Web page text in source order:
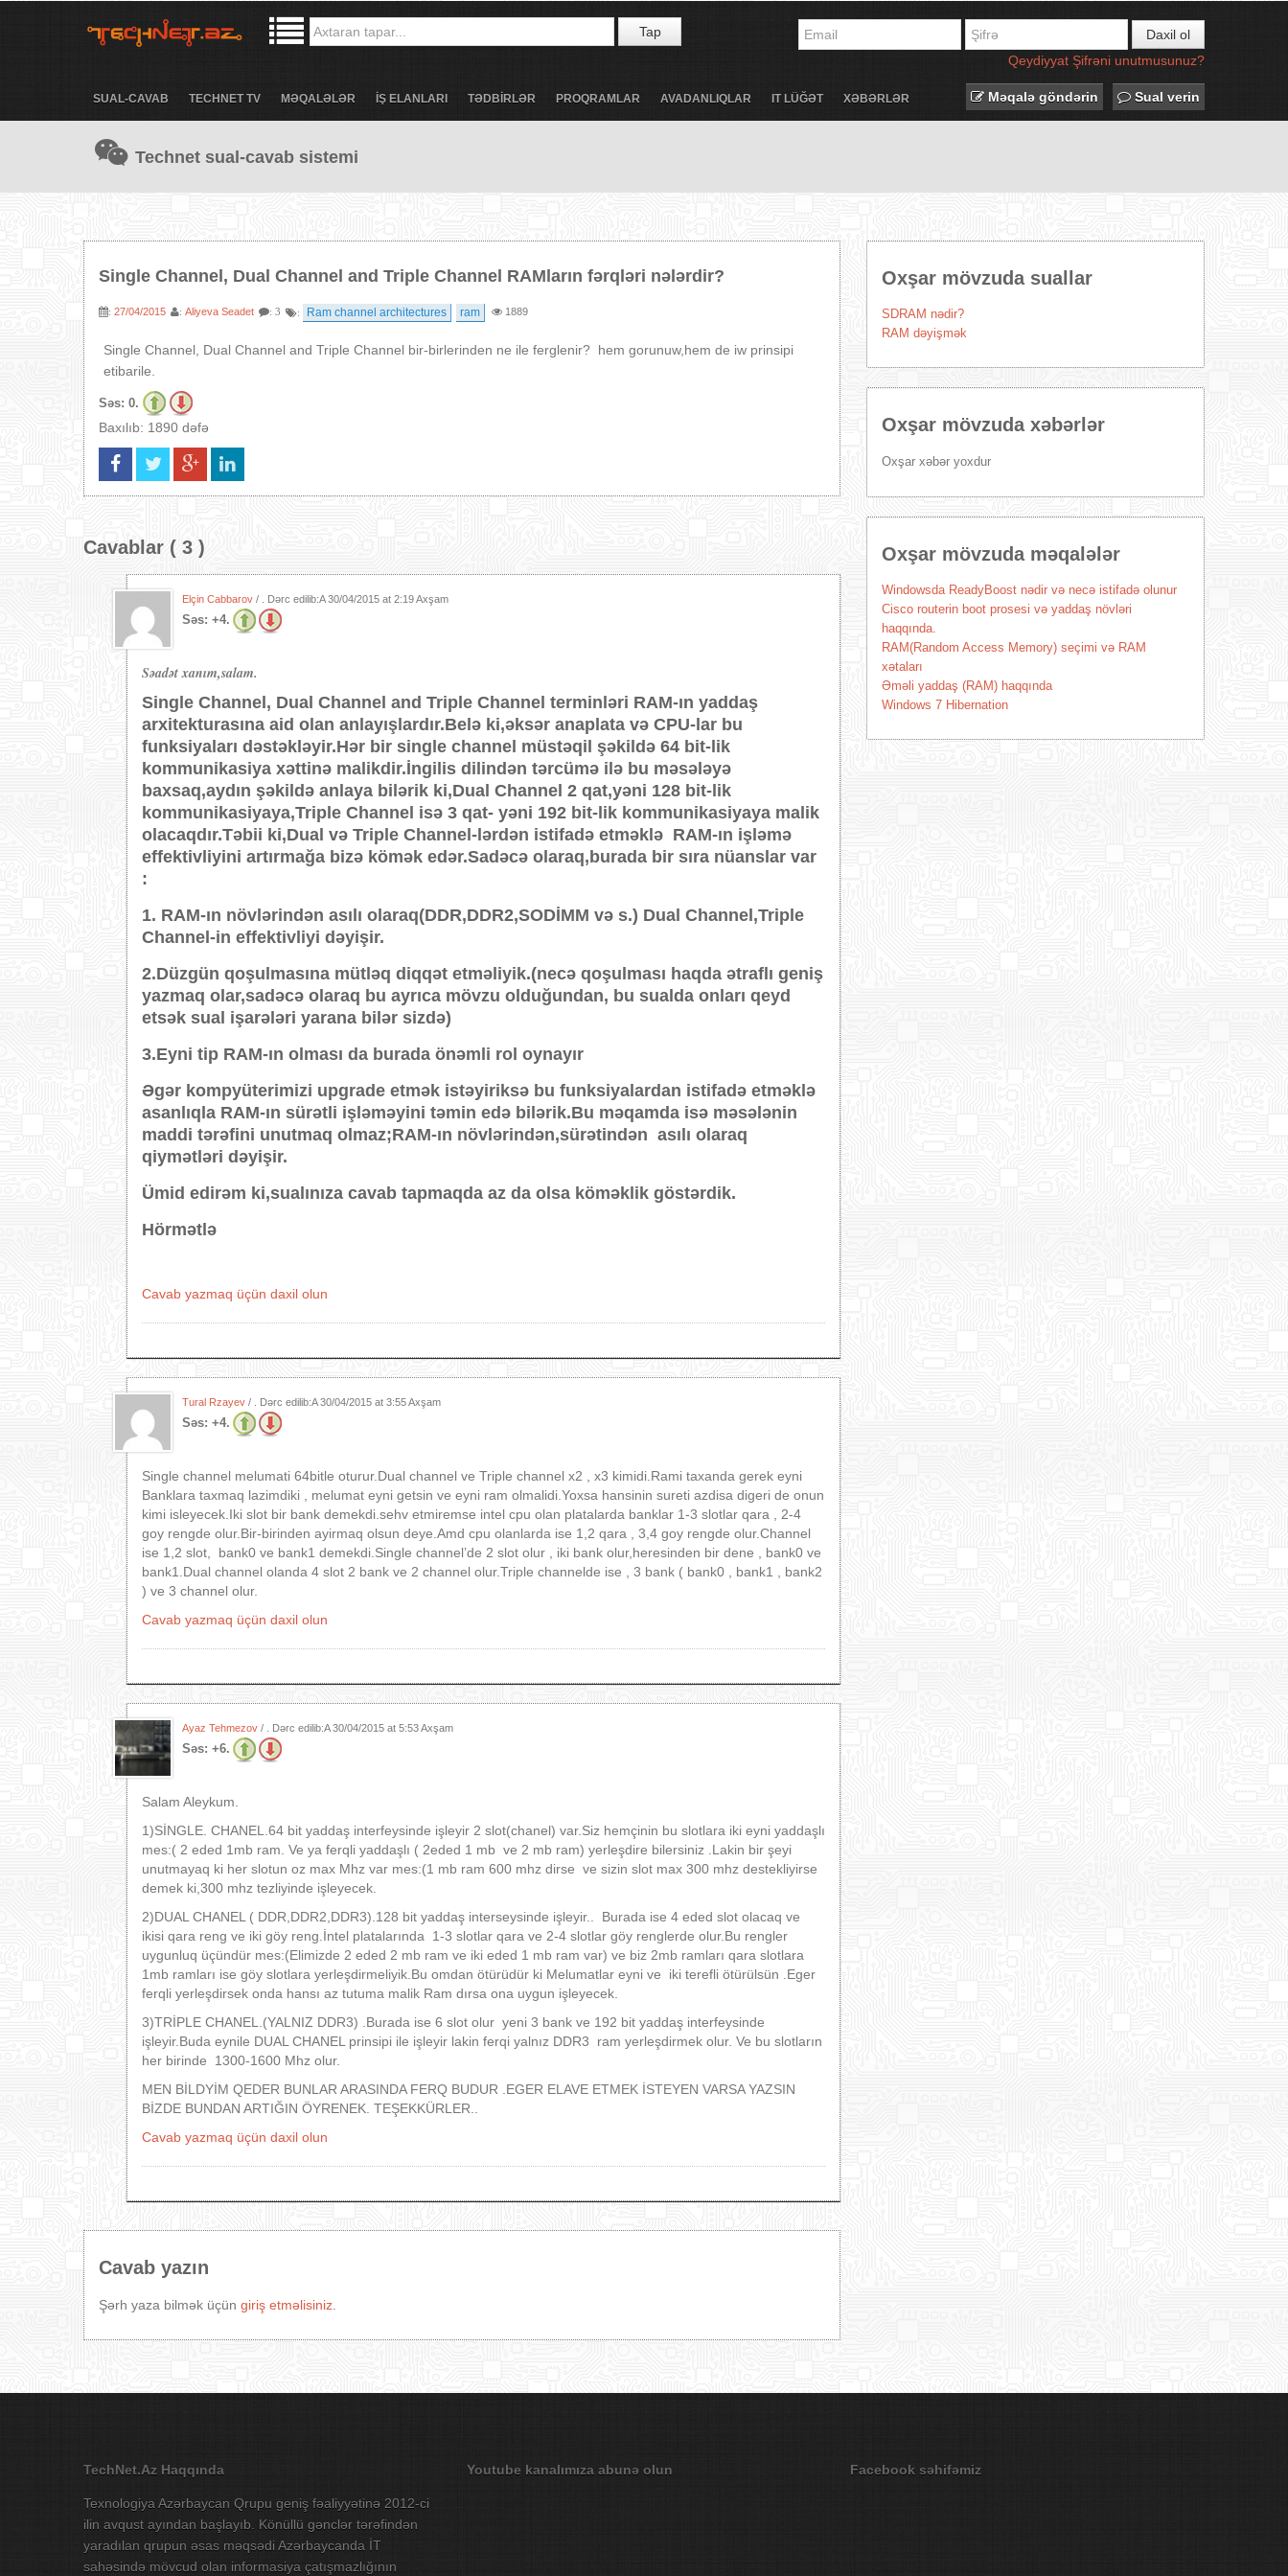
Tap
Daxil ol
Qeydiyyat Şifrəni unutmusunuz?
SUAL-CAVAB TECHNET TV MƏQALƏLƏR İŞ ELANLARI TƏDBİRLƏR PROQRAMLAR AVADANLIQLAR IT LÜĞƏT XƏBƏRLƏR Məqalə göndərin Sual verin
Technet sual-cavab sistemi
Single Channel, Dual Channel and Triple Channel RAMların fərqləri nələrdir?
: 27/04/2015 : Aliyeva Seadet : 3 : Ram channel architectures ram 1889
Single Channel, Dual Channel and Triple Channel bir-birlerinden ne ile ferglenir? hem gorunuw,hem de iw prinsipi
etibarile.
Səs: 0.
Baxılıb: 1890 dəfə
Cavablar ( 3 )
Elçin Cabbarov / . Dərc edilib:A30/04/2015 at 2:19 Axşam
Səs: +4.
Səadət xanım,salam.
Single Channel, Dual Channel and Triple Channel terminləri RAM-ın yaddaş
arxitekturasına aid olan anlayışlardır.Belə ki,əksər anaplata və CPU-lar bu
funksiyaları dəstəkləyir.Hər bir single channel müstəqil şəkildə 64 bit-lik
kommunikasiya xəttinə malikdir.İngilis dilindən tərcümə ilə bu məsələyə
baxsaq,aydın şəkildə anlaya bilərik ki,Dual Channel 2 qat,yəni 128 bit-lik
kommunikasiyaya,Triple Channel isə 3 qat- yəni 192 bit-lik kommunikasiyaya malik
olacaqdır.Təbii ki,Dual və Triple Channel-lərdən istifadə etməklə RAM-ın işləmə
effektivliyini artırmağa bizə kömək edər.Sadəcə olaraq,burada bir sıra nüanslar var
:
1. RAM-ın növlərindən asılı olaraq(DDR,DDR2,SODİMM və s.) Dual Channel,Triple
Channel-in effektivliyi dəyişir.
2.Düzgün qoşulmasına mütləq diqqət etməliyik.(necə qoşulması haqda ətraflı geniş
yazmaq olar,sadəcə olaraq bu ayrıca mövzu olduğundan, bu sualda onları qeyd
etsək sual işarələri yarana bilər sizdə)
3.Eyni tip RAM-ın olması da burada önəmli rol oynayır
Əgər kompyüterimizi upgrade etmək istəyiriksə bu funksiyalardan istifadə etməklə
asanlıqla RAM-ın sürətli işləməyini təmin edə bilərik.Bu məqamda isə məsələnin
maddi tərəfini unutmaq olmaz;RAM-ın növlərindən,sürətindən asılı olaraq
qiymətləri dəyişir.
Ümid edirəm ki,sualınıza cavab tapmaqda az da olsa köməklik göstərdik.
Hörmətlə
Cavab yazmaq üçün daxil olun
Tural Rzayev / . Dərc edilib:A30/04/2015 at 3:55 Axşam
Səs: +4.
Single channel melumati 64bitle oturur.Dual channel ve Triple channel x2 , x3 kimidi.Rami taxanda gerek eyni
Banklara taxmaq lazimdiki , melumat eyni getsin ve eyni ram olmalidi.Yoxsa hansinin sureti azdisa digeri de onun
kimi isleyecek.Iki slot bir bank demekdi.sehv etmiremse intel cpu olan platalarda banklar 1-3 slotlar qara , 2-4
goy rengde olur.Bir-birinden ayirmaq olsun deye.Amd cpu olanlarda ise 1,2 qara , 3,4 goy rengde olur.Channel
ise 1,2 slot, bank0 ve bank1 demekdi.Single channel’de 2 slot olur , iki bank olur,heresinden bir dene , bank0 ve
bank1.Dual channel olanda 4 slot 2 bank ve 2 channel olur.Triple channelde ise , 3 bank ( bank0 , bank1 , bank2
) ve 3 channel olur.
Cavab yazmaq üçün daxil olun
Ayaz Tehmezov / . Dərc edilib:A30/04/2015 at 5:53 Axşam
Səs: +6.
Salam Aleykum.
1)SİNGLE. CHANEL.64 bit yaddaş interfeysinde işleyir 2 slot(chanel) var.Siz hemçinin bu slotlara iki eyni yaddaşlı
mes:( 2 eded 1mb ram. Ve ya ferqli yaddaşlı ( 2eded 1 mb ve 2 mb ram) yerleşdire bilersiniz .Lakin bir şeyi
unutmayaq ki her slotun oz max Mhz var mes:(1 mb ram 600 mhz dirse ve sizin slot max 300 mhz destekliyirse
demek ki,300 mhz tezliyinde işleyecek.
2)DUAL CHANEL ( DDR,DDR2,DDR3).128 bit yaddaş interseysinde işleyir.. Burada ise 4 eded slot olacaq ve
ikisi qara reng ve iki göy reng.İntel platalarında 1-3 slotlar qara ve 2-4 slotlar göy renglerde olur.Bu rengler
uygunluq üçündür mes:(Elimizde 2 eded 2 mb ram ve iki eded 1 mb ram var) ve biz 2mb ramları qara slotlara
1mb ramları ise göy slotlara yerleşdirmeliyik.Bu omdan ötürüdür ki Melumatlar eyni ve iki terefli ötürülsün .Eger
ferqli yerleşdirsek onda hansı az tutuma malik Ram dırsa ona uygun işleyecek.
3)TRİPLE CHANEL.(YALNIZ DDR3) .Burada ise 6 slot olur yeni 3 bank ve 192 bit yaddaş interfeysinde
işleyir.Buda eynile DUAL CHANEL prinsipi ile işleyir lakin ferqi yalnız DDR3 ram yerleşdirmek olur. Ve bu slotların
her birinde 1300-1600 Mhz olur.
MEN BİLDYİM QEDER BUNLAR ARASINDA FERQ BUDUR .EGER ELAVE ETMEK İSTEYEN VARSA YAZSIN
BİZDE BUNDAN ARTIĞIN ÖYRENEK. TEŞEKKÜRLER..
Cavab yazmaq üçün daxil olun
Cavab yazın
Şərh yaza bilmək üçün giriş etməlisiniz
Oxşar mövzuda suallar
SDRAM nədir?
RAM dəyişmək
Oxşar mövzuda xəbərlər
Oxşar xəbər yoxdur
Oxşar mövzuda məqalələr
Windowsda ReadyBoost nədir və necə istifadə olunur
Cisco routerin boot prosesi və yaddaş növləri
haqqında.
RAM(Random Access Memory) seçimi və RAM
xətaları
Əməli yaddaş (RAM) haqqında
Windows 7 Hibernation
TechNet.Az Haqqında
Texnologiya Azərbaycan Qrupu geniş fəaliyyətinə 2012-ci
ilin avqust ayından başlayıb. Könüllü gənclər tərəfindən
yaradılan qrupun əsas məqsədi Azərbaycanda İT
sahəsində mövcud olan informasiya çatışmazlığının
Youtube kanalımıza abunə olun Facebook səhifəmiz